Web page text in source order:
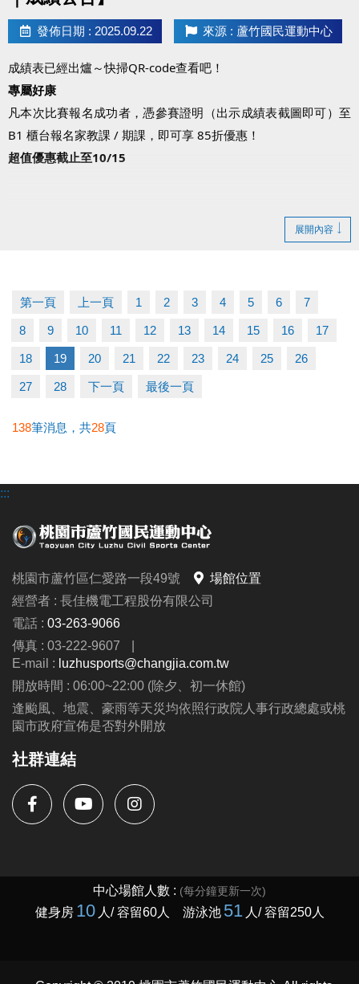
發佈日期 : 2025.09.22 來源 : 蘆竹國民運動中心
成績表已經出爐～快掃QR-code查看吧！
專屬好康
凡本次比賽報名成功者，憑參賽證明（出示成績表截圖即可）至
B1 櫃台報名家教課 / 期課，即可享 85折優惠！
超值優惠截止至10/15
展開內容
第一頁 上一頁 1 2 3 4 5 6 7
8 9 10 11 12 13 14 15 16 17
18 19 20 21 22 23 24 25 26
27 28 下一頁 最後一頁
138筆消息，共28頁
:::
桃園市蘆竹區仁愛路一段49號
場館位置
經營者 : 長佳機電工程股份有限公司
電話 : 03-263-9066
傳真 : 03-222-9607
E-mail : luzhusports@changjia.com.tw
開放時間 : 06:00~22:00 (除夕、初一休館)
逢颱風、地震、豪雨等天災均依照行政院人事行政總處或桃
園市政府宣佈是否對外開放
社群連結